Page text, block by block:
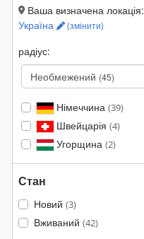
Ваша визначена локація:
Україна
(змінити)
радіус:
Необмежений (45)
Німеччина (39)
Швейцарія (4)
Угорщина (2)
Стан
Новий (3)
Вживаний (42)